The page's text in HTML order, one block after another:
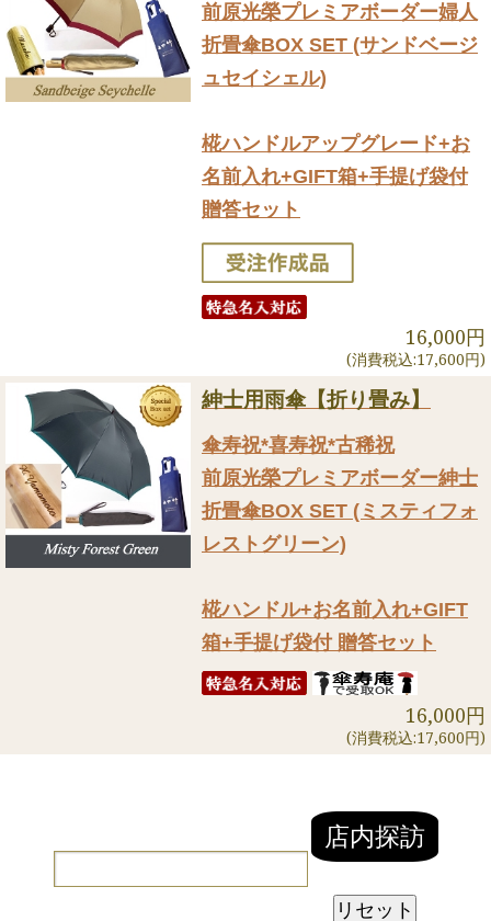
前原光榮プレミアボーダー婦人
折畳傘BOX SET (サンドベージ
ュセイシェル)
椛ハンドルアップグレード+お
名前入れ+GIFT箱+手提げ袋付
贈答セット
16,000円
(消費税込:17,600円)
紳士用雨傘【折り畳み】
傘寿祝*喜寿祝*古稀祝
前原光榮プレミアボーダー紳士
折畳傘BOX SET (ミスティフォ
レストグリーン)
椛ハンドル+お名前入れ+GIFT
箱+手提げ袋付 贈答セット
16,000円
(消費税込:17,600円)